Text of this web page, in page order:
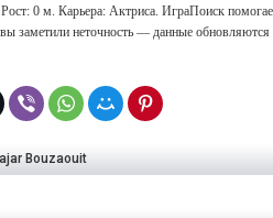
0 м. Карьера: Актриса. ИграПоиск
заметили неточность — данные
Bouzaouit